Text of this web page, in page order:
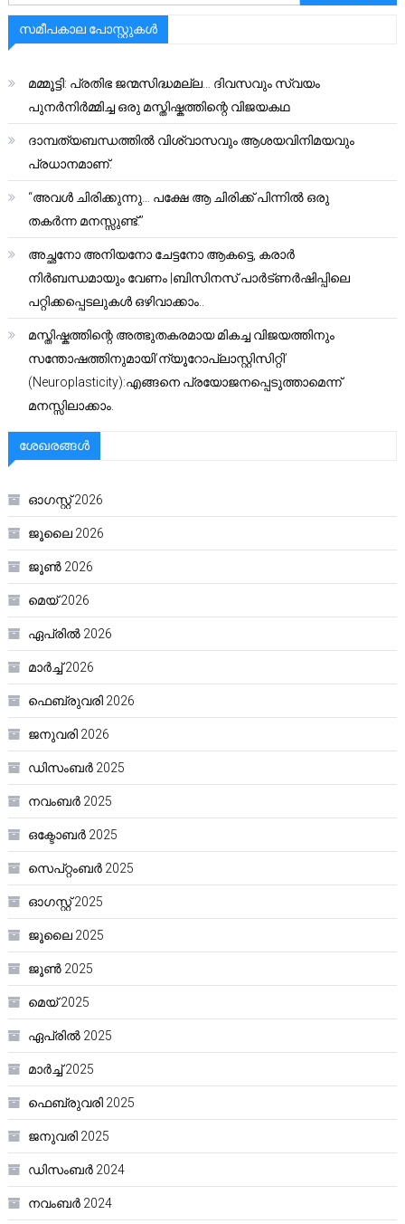
സമീപകാല പോസ്റ്റുകൾ
മമ്മൂട്ടി: പ്രതിഭ ജന്മസിദ്ധമല്ല… ദിവസവും സ്വയം
പുനർനിർമ്മിച്ച ഒരു മസ്തിഷ്കത്തിന്റെ വിജയകഥ
ദാമ്പത്യബന്ധത്തിൽ വിശ്വാസവും ആശയവിനിമയവും
പ്രധാനമാണ്.
“അവൾ ചിരിക്കുന്നു… പക്ഷേ ആ ചിരിക്ക് പിന്നിൽ ഒരു
തകർന്ന മനസ്സുണ്ട്.”
അച്ഛനോ അനിയനോ ചേട്ടനോ ആകട്ടെ, കരാർ
നിർബന്ധമായും വേണം |ബിസിനസ് പാർട്ണർഷിപ്പിലെ
പറ്റിക്കപ്പെടലുകൾ ഒഴിവാക്കാം..
മസ്തിഷ്കത്തിന്റെ അത്ഭുതകരമായ മികച്ച വിജയത്തിനും
സന്തോഷത്തിനുമായി’ന്യൂറോപ്ലാസ്റ്റിസിറ്റി’
(Neuroplasticity):എങ്ങനെ പ്രയോജനപ്പെടുത്താമെന്ന്
മനസ്സിലാക്കാം.
ശേഖരങ്ങൾ
ഓഗസ്റ്റ്‌ 2026
ജൂലൈ 2026
ജൂൺ 2026
മെയ്‌ 2026
ഏപ്രിൽ 2026
മാർച്ച്‌ 2026
ഫെബ്രുവരി 2026
ജനുവരി 2026
ഡിസംബർ 2025
നവംബർ 2025
ഒക്ടോബർ 2025
സെപ്റ്റംബർ 2025
ഓഗസ്റ്റ്‌ 2025
ജൂലൈ 2025
ജൂൺ 2025
മെയ്‌ 2025
ഏപ്രിൽ 2025
മാർച്ച്‌ 2025
ഫെബ്രുവരി 2025
ജനുവരി 2025
ഡിസംബർ 2024
നവംബർ 2024